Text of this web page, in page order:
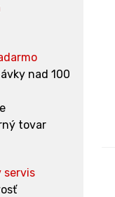
nad 100
tovar
servis